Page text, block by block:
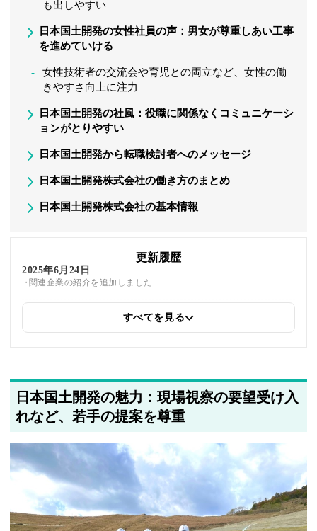
も出しやすい
日本国土開発の女性社員の声：男女が尊重しあい工事
を進めていける
女性技術者の交流会や育児との両立など、女性の働
きやすさ向上に注力
日本国土開発の社風：役職に関係なくコミュニケーシ
ョンがとりやすい
日本国土開発から転職検討者へのメッセージ
日本国土開発株式会社の働き方のまとめ
日本国土開発株式会社の基本情報
更新履歴
2025年6月24日
関連企業の紹介を追加しました
筆者情報を更新しました
すべてを見る
日本国土開発の魅力：現場視察の要望受け入
れなど、若手の提案を尊重